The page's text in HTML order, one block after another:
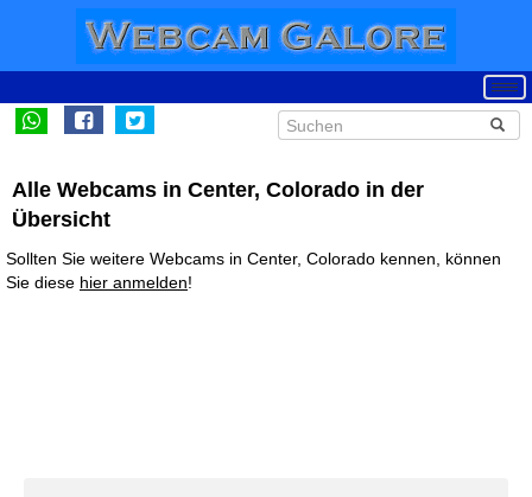
Alle Webcams in Center, Colorado in der
Übersicht
Sollten Sie weitere Webcams in Center, Colorado kennen, können
Sie diese hier anmelden!